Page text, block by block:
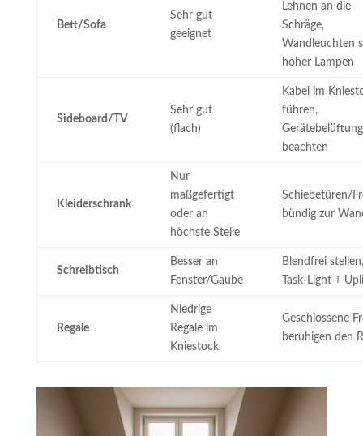
Bett/Sofa
Sehr gut
geeignet
Lehnen an die
Schräge,
Wandleuchten
hoher Lampen
Sideboard/TV
Sehr gut
(flach)
Kabel im
führen,
Gerätebelüftung
beachten
Kleiderschrank
Nur
maßgefertigt
oder an
höchste Stelle
Schiebetüren/
bündig zur
Schreibtisch
Besser an
Fenster/Gaube
Blendfrei stellen,
Task-Light +
Regale
Niedrige
Regale im
Kniestock
Geschlossene
beruhigen den